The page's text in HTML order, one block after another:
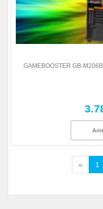
GAMEBOOSTER GB-
« 1